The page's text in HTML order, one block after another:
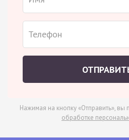
Нажимая на кнопку «Отправить», вы
обработке